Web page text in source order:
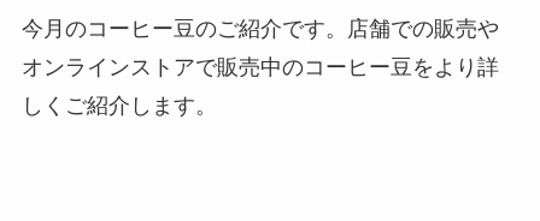
今月のコーヒー豆のご紹介です。店舗での販売や
オンラインストアで販売中のコーヒー豆をより詳
しくご紹介します。